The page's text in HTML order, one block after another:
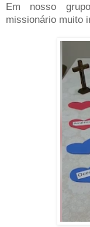
Em nosso
missionário muito